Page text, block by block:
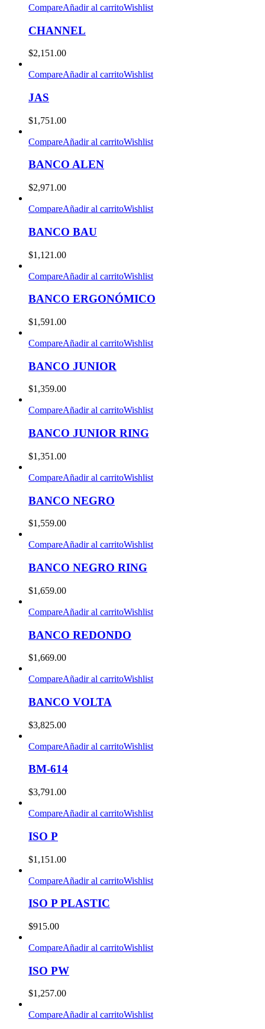
CompareAñadir al carritoWishlist
CHANNEL
$2,151.00
CompareAñadir al carritoWishlist
JAS
$1,751.00
CompareAñadir al carritoWishlist
BANCO ALEN
$2,971.00
CompareAñadir al carritoWishlist
BANCO BAU
$1,121.00
CompareAñadir al carritoWishlist
BANCO ERGONÓMICO
$1,591.00
CompareAñadir al carritoWishlist
BANCO JUNIOR
$1,359.00
CompareAñadir al carritoWishlist
BANCO JUNIOR RING
$1,351.00
CompareAñadir al carritoWishlist
BANCO NEGRO
$1,559.00
CompareAñadir al carritoWishlist
BANCO NEGRO RING
$1,659.00
CompareAñadir al carritoWishlist
BANCO REDONDO
$1,669.00
CompareAñadir al carritoWishlist
BANCO VOLTA
$3,825.00
CompareAñadir al carritoWishlist
BM-614
$3,791.00
CompareAñadir al carritoWishlist
ISO P
$1,151.00
CompareAñadir al carritoWishlist
ISO P PLASTIC
$915.00
CompareAñadir al carritoWishlist
ISO PW
$1,257.00
CompareAñadir al carritoWishlist